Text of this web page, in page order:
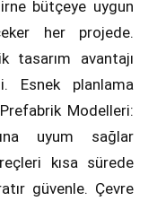
bütçeye uygun
her projede.
tasarım avantajı
Esnek planlama
Modelleri:
uyum sağlar
kısa sürede
güvenle. Çevre